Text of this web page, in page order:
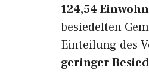
124,54
besiedelten
Einteilung des
geringer